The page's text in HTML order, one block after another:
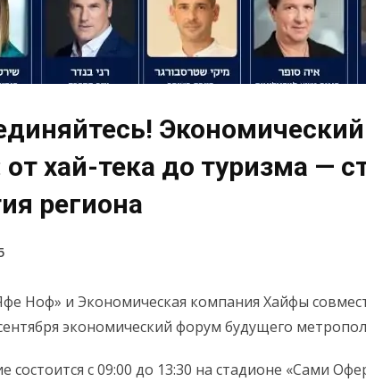
хай-тека до туризма —
региона
Ноф» и Экономическая компания Хайфы
экономический форум будущего
состоится с 09:00 до 13:30 на стадионе «Сами